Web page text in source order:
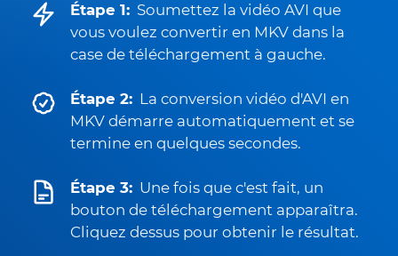
Étape 1: Soumettez la vidéo AVI que
vous voulez convertir en MKV dans la
case de téléchargement à gauche.
Étape 2: La conversion vidéo d'AVI en
MKV démarre automatiquement et se
termine en quelques secondes.
Étape 3: Une fois que c'est fait, un
bouton de téléchargement apparaîtra.
Cliquez dessus pour obtenir le résultat.